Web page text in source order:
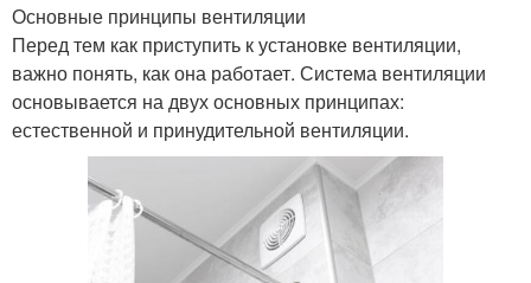
Основные принципы вентиляции
Перед тем как приступить к установке вентиляции,
важно понять, как она работает. Система вентиляции
основывается на двух основных принципах:
естественной и принудительной вентиляции.